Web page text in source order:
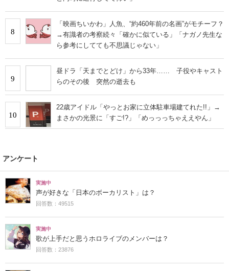
8
「映画ちいかわ」人魚、“約460年前の名画”がモチーフ？
→有識者の考察続々「確かに似ている」「ナガノ先生な
ら参考にしてても不思議じゃない」
9
昼ドラ「天までとどけ」から33年…… 子役やキャスト
らのその後 突然の逝去も
10
22歳アイドル「やっとお家に立体駐車場建てれた!!」→
まさかの光景に「すご!?」「めっっっちゃええやん」
アンケート
実施中
声が好きな「日本のボーカリスト」は？
回答数：49515
実施中
歌が上手だと思うホロライブのメンバーは？
回答数：23876